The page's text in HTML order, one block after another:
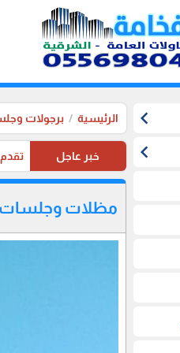
chevron_left
chevron_left
الرئيسية برجولات
خبر عاجل تقدم موسستنا تخفيضات
مظلات وجلسات